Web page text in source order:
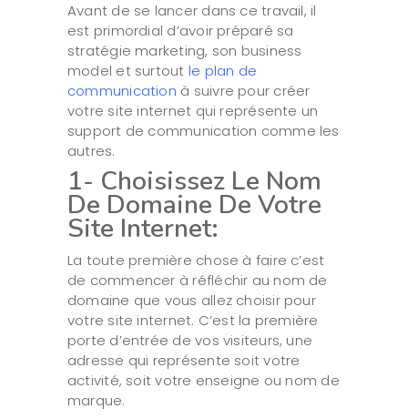
Avant de se lancer dans ce travail, il
est primordial d’avoir préparé sa
stratégie marketing, son business
model et surtout le plan de
communication à suivre pour créer
votre site internet qui représente un
support de communication comme les
autres.
1- Choisissez Le Nom
De Domaine De Votre
Site Internet:
La toute première chose à faire c’est
de commencer à réfléchir au nom de
domaine que vous allez choisir pour
votre site internet. C’est la première
porte d’entrée de vos visiteurs, une
adresse qui représente soit votre
activité, soit votre enseigne ou nom de
marque.